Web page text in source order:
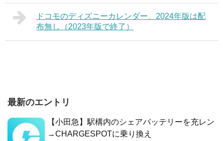
ドコモのディズニーカレンダー、2024年版は配
布無し（2023年版で終了）
最新のエントリ
【小田急】駅構内のシェアバッテリーを充レン
→CHARGESPOTに乗り換え